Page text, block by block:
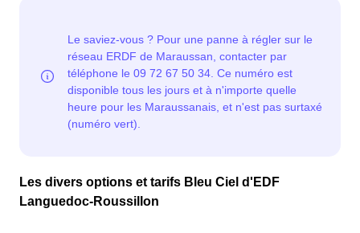
Les divers options et tarifs Bleu Ciel d'EDF
Languedoc-Roussillon